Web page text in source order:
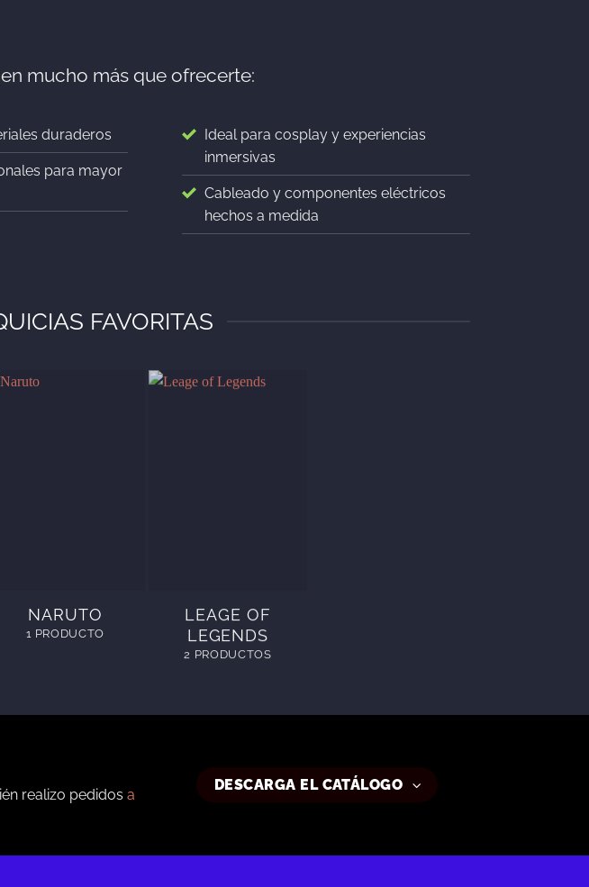
mucho más que ofrecerte:
duraderos
para mayor
Ideal para cosplay y experiencias
inmersivas
Cableado y componentes eléctricos
hechos a medida
FAVORITAS
NARUTO
1 PRODUCTO
LEAGE OF
LEGENDS
2 PRODUCTOS
realizo pedidos a
DESCARGA EL CATÁLOGO